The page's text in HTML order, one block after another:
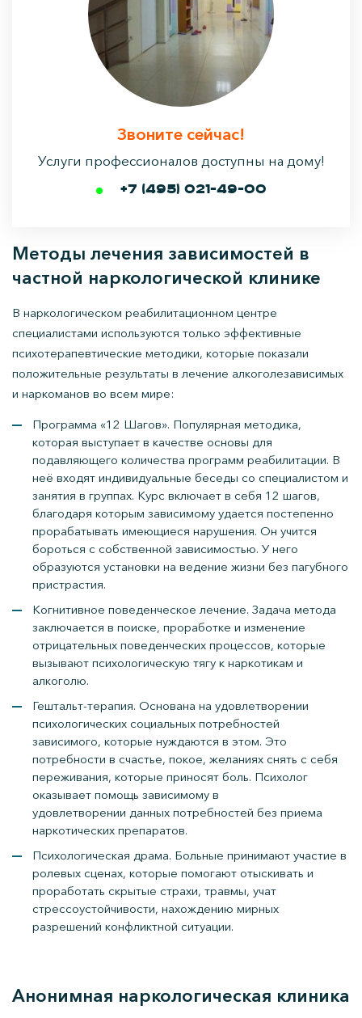
Звоните сейчас!
Услуги профессионалов доступны на дому!
+7 (495) 021-49-00
Методы лечения зависимостей в
частной наркологической клинике
В наркологическом реабилитационном центре
специалистами используются только эффективные
психотерапевтические методики, которые показали
положительные результаты в лечение алкоголезависимых
и наркоманов во всем мире:
Программа «12 Шагов». Популярная методика,
которая выступает в качестве основы для
подавляющего количества программ реабилитации. В
неё входят индивидуальные беседы со специалистом и
занятия в группах. Курс включает в себя 12 шагов,
благодаря которым зависимому удается постепенно
прорабатывать имеющиеся нарушения. Он учится
бороться с собственной зависимостью. У него
образуются установки на ведение жизни без пагубного
пристрастия.
Когнитивное поведенческое лечение. Задача метода
заключается в поиске, проработке и изменение
отрицательных поведенческих процессов, которые
вызывают психологическую тягу к наркотикам и
алкоголю.
Гештальт-терапия. Основана на удовлетворении
психологических социальных потребностей
зависимого, которые нуждаются в этом. Это
потребности в счастье, покое, желаниях снять с себя
переживания, которые приносят боль. Психолог
оказывает помощь зависимому в
удовлетворении данных потребностей без приема
наркотических препаратов.
Психологическая драма. Больные принимают участие в
ролевых сценах, которые помогают отыскивать и
проработать скрытые страхи, травмы, учат
стрессоустойчивости, нахождению мирных
разрешений конфликтной ситуации.
Анонимная наркологическая клиника